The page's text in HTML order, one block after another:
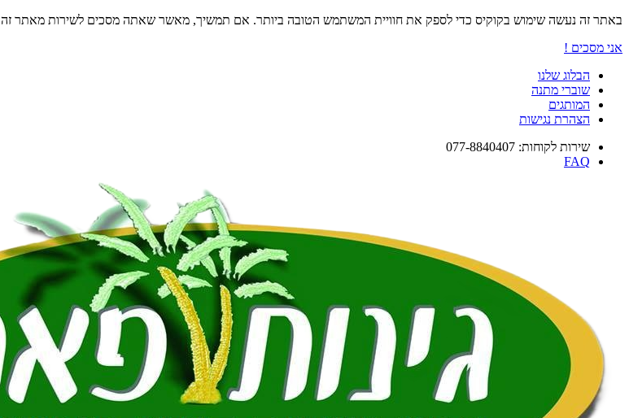
באתר זה נעשה שימוש בקוקיס כדי לספק את חוויית המשתמש הטובה ביותר. אם תמשיך, מאשר שאתה מסכים לשירות מאתר זה
אני מסכים !
הבלוג שלנו
שוברי מתנה
המותגים
הצהרת נגישות
שירות לקוחות: 077-8840407
FAQ